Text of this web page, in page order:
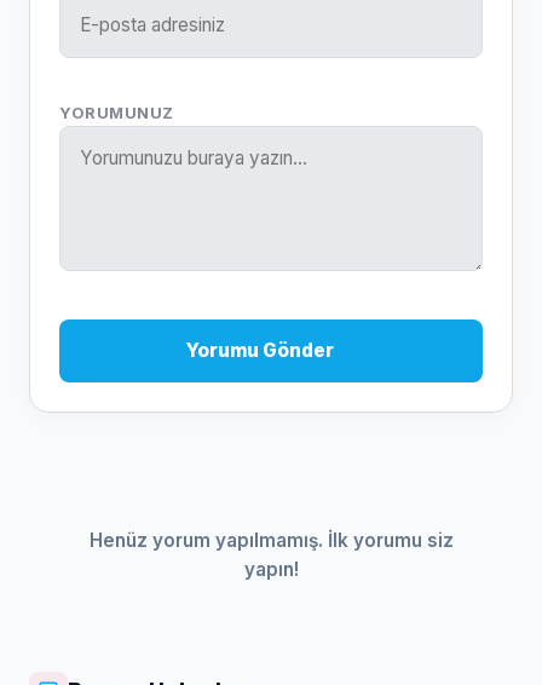
YORUMUNUZ
Yorumu Gönder
Henüz yorum yapılmamış. İlk yorumu siz
yapın!